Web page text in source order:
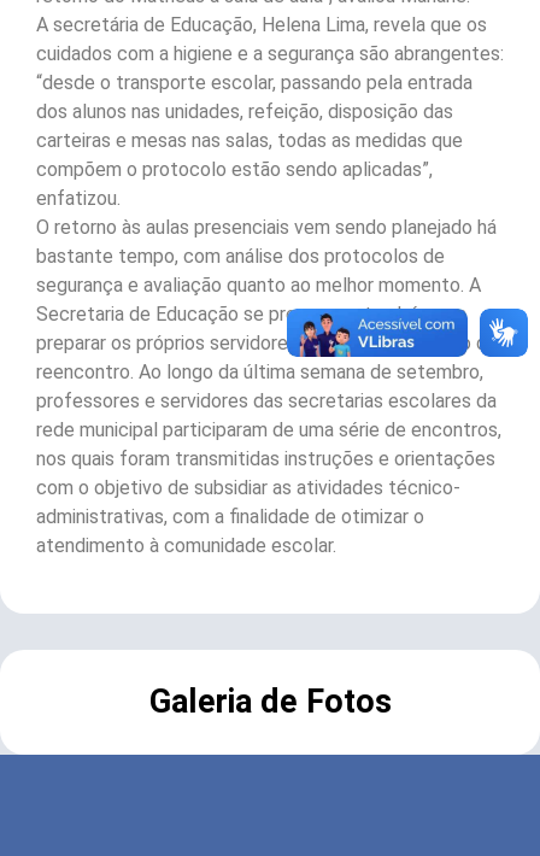
A secretária de Educação, Helena Lima, revela que os
cuidados com a higiene e a segurança são abrangentes:
“desde o transporte escolar, passando pela entrada
dos alunos nas unidades, refeição, disposição das
carteiras e mesas nas salas, todas as medidas que
compõem o protocolo estão sendo aplicadas”,
enfatizou.
O retorno às aulas presenciais vem sendo planejado há
bastante tempo, com análise dos protocolos de
segurança e avaliação quanto ao melhor momento. A
Secretaria de Educação se preocupou também em
preparar os próprios servidores para esse momento de
reencontro. Ao longo da última semana de setembro,
professores e servidores das secretarias escolares da
rede municipal participaram de uma série de encontros,
nos quais foram transmitidas instruções e orientações
com o objetivo de subsidiar as atividades técnico-
administrativas, com a finalidade de otimizar o
atendimento à comunidade escolar.
Galeria de Fotos